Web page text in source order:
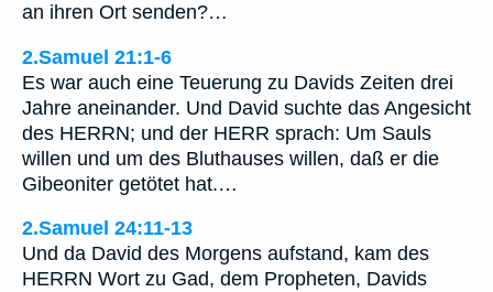
an ihren Ort senden?…
2.Samuel 21:1-6
Es war auch eine Teuerung zu Davids Zeiten drei
Jahre aneinander. Und David suchte das Angesicht
des HERRN; und der HERR sprach: Um Sauls
willen und um des Bluthauses willen, daß er die
Gibeoniter getötet hat.…
2.Samuel 24:11-13
Und da David des Morgens aufstand, kam des
HERRN Wort zu Gad, dem Propheten, Davids